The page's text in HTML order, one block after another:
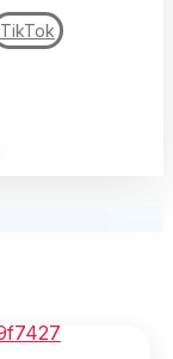
TikTok